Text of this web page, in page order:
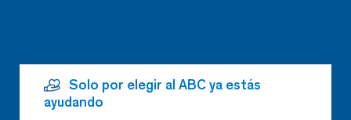
Solo por elegir al ABC ya estás
ayudando